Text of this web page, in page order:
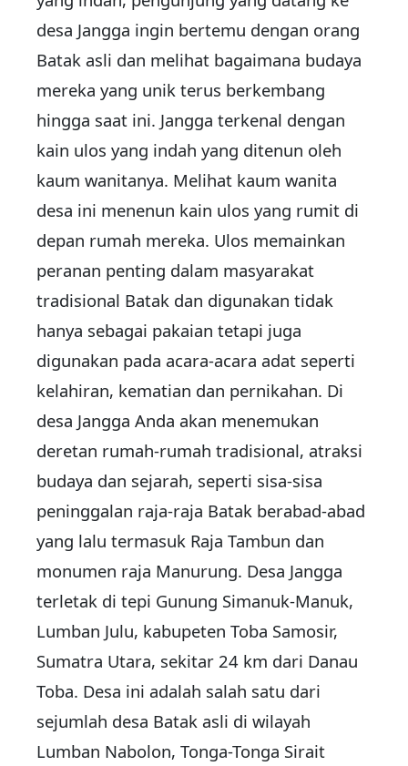
desa Jangga ingin bertemu dengan orang
Batak asli dan melihat bagaimana budaya
mereka yang unik terus berkembang
hingga saat ini. Jangga terkenal dengan
kain ulos yang indah yang ditenun oleh
kaum wanitanya. Melihat kaum wanita
desa ini menenun kain ulos yang rumit di
depan rumah mereka. Ulos memainkan
peranan penting dalam masyarakat
tradisional Batak dan digunakan tidak
hanya sebagai pakaian tetapi juga
digunakan pada acara-acara adat seperti
kelahiran, kematian dan pernikahan. Di
desa Jangga Anda akan menemukan
deretan rumah-rumah tradisional, atraksi
budaya dan sejarah, seperti sisa-sisa
peninggalan raja-raja Batak berabad-abad
yang lalu termasuk Raja Tambun dan
monumen raja Manurung. Desa Jangga
terletak di tepi Gunung Simanuk-Manuk,
Lumban Julu, kabupeten Toba Samosir,
Sumatra Utara, sekitar 24 km dari Danau
Toba. Desa ini adalah salah satu dari
sejumlah desa Batak asli di wilayah
Lumban Nabolon, Tonga-Tonga Sirait